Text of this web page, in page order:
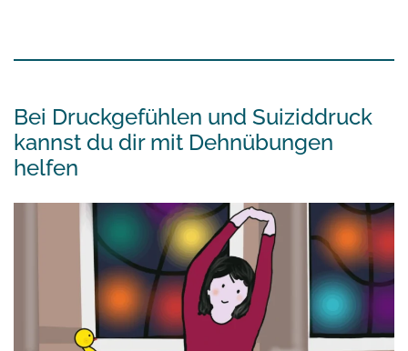
Bei Druckgefühlen und Suiziddruck
kannst du dir mit Dehnübungen
helfen